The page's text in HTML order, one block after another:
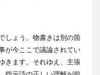
しょう。物書きは別の箇
が今ここで議論されてい
きます。それゆえ、主張